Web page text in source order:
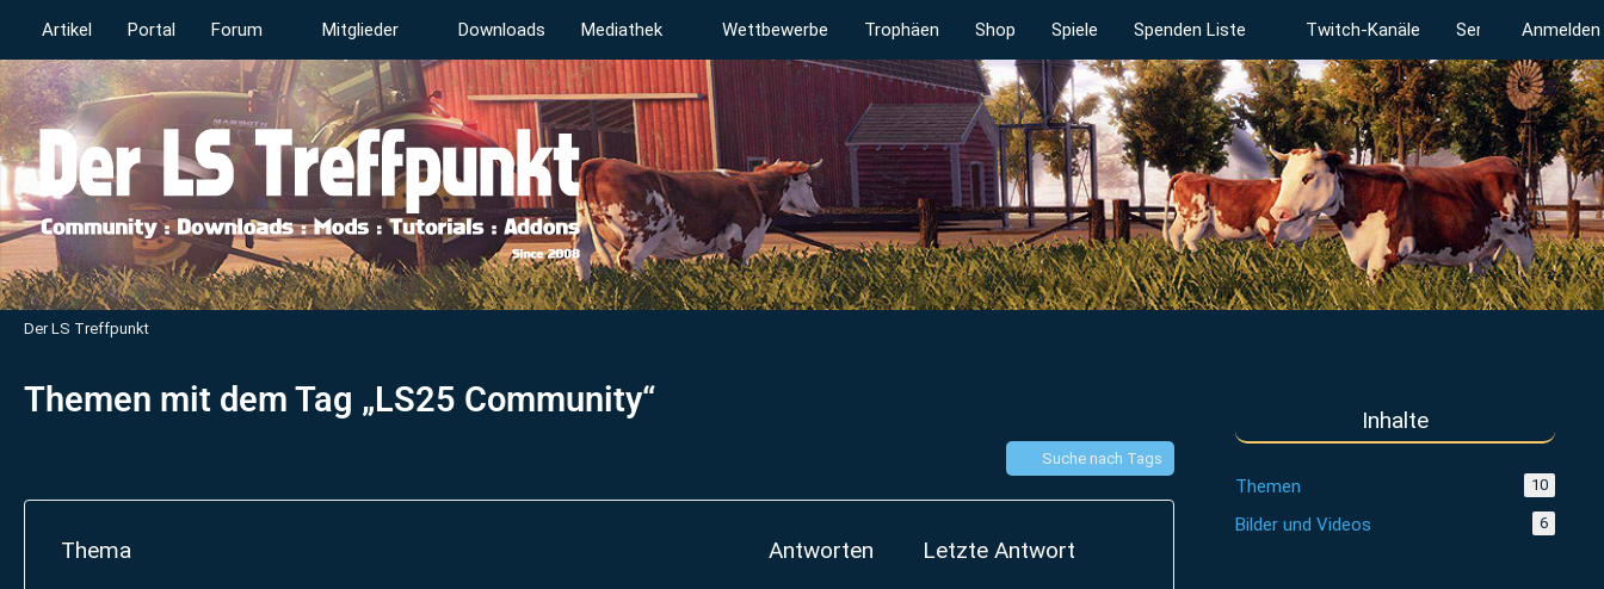
Artikel Portal Forum Mitglieder Downloads Mediathek Wettbewerbe Trophäen Shop Spiele Spenden Liste Twitch-Kanäle ServerstatusAnmelden
Der LS Treffpunkt
Themen mit dem Tag „LS25 Community“
Suche nach Tags
Thema Antworten Letzte Antwort
Inhalte
Themen 10
Bilder und Videos 6